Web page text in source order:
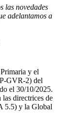
las novedades
adelantamos a
y el
GVR-2) del
el 30/10/2025.
las directrices de
5.5) y la Global